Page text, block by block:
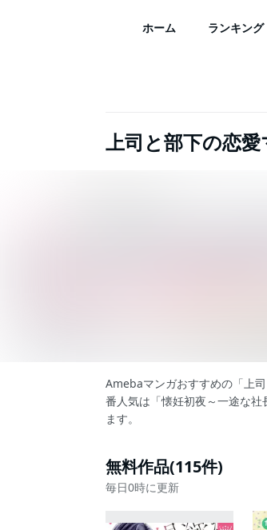
ホーム ランキング
上司と部下の恋
Amebaマンガおすすめの「上
番人気は「懐妊初夜～一途な
ます。
無料作品(115件)
毎日0時に更新